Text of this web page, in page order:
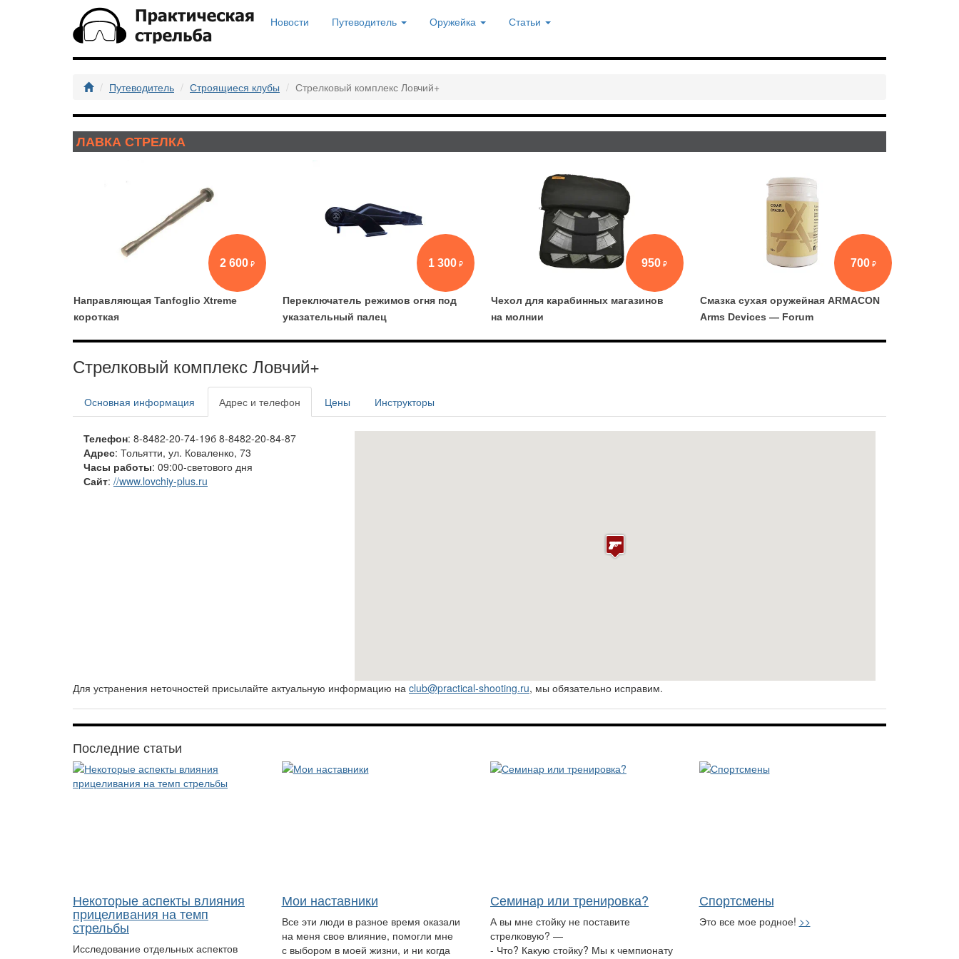
Новости Путеводитель Оружейка Статьи
Путеводитель Строящиеся клубы Стрелковый комплекс Ловчий+
ЛАВКА СТРЕЛКА
2 600
Направляющая Tanfoglio Xtreme
короткая
1 300
Переключатель режимов огня под
указательный палец
950
Чехол для карабинных магазинов
на молнии
700
Смазка сухая оружейная ARMACON
Arms Devices — Forum
Стрелковый комплекс Ловчий+
Основная информация Адрес и телефон Цены Инструкторы
Телефон: 8-8482-20-74-19б 8-8482-20-84-87
Адрес: Тольятти, ул. Коваленко, 73
Часы работы: 09:00-светового дня
Сайт: //www.lovchiy-plus.ru
Для устранения неточностей присылайте актуальную информацию на club@practical-shooting.ru, мы обязательно исправим.
Последние статьи
Некоторые аспекты влияния
прицеливания на темп
стрельбы
Исследование отдельных аспектов
Мои наставники
Все эти люди в разное время оказали
на меня свое влияние, помогли мне
с выбором в моей жизни, и ни когда
Семинар или тренировка?
А вы мне стойку не поставите
стрелковую? —
- Что? Какую стойку? Мы к чемпионату
Спортсмены
Это все мое родное! >>